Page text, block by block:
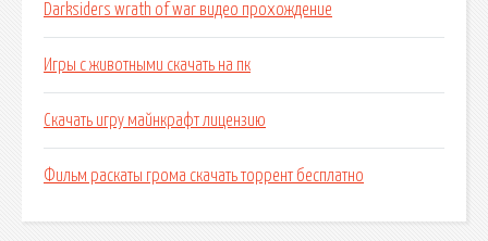
Darksiders wrath of war видео прохождение
Игры с животными скачать на пк
Скачать игру майнкрафт лицензию
Фильм раскаты грома скачать торрент бесплатно